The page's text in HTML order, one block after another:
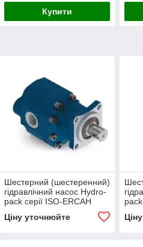
Купити
Шестерний (шестеренний)
гідравлічний насос Hydro-
pack серії ISO-ERCAH
Ціну уточнюйте